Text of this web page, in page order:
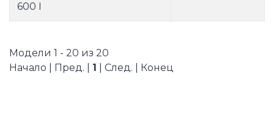
600 I
Модели 1 - 20 из 20
Начало | Пред. | 1 | След. | Конец